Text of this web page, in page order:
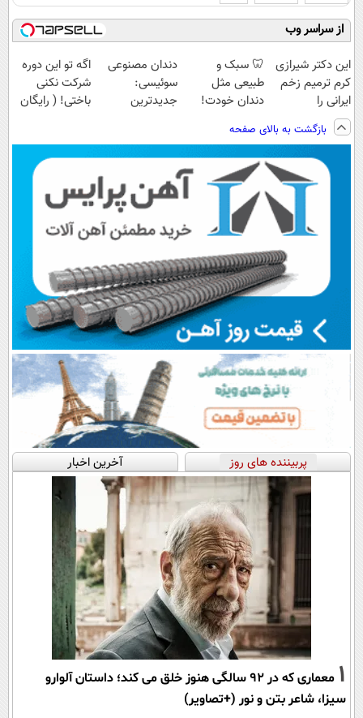
از سراسر وب
این دکتر شیرازی
کرم ترمیم زخم
ایرانی را
ساخت!!!
🦷 سبک و
طبیعی مثل
دندان خودت!
پرداخت اقساطی
💳 📍 تهران
دندان مصنوعی
سوئیسی:
جدیدترین
پرداخت قسطی
اگه تو این دوره
شرکت نکنی
باختی! ( رایگان
بازگشت به بالای صفحه
پربیننده های روز آخرین اخبار
1
معماری که در 92 سالگی هنوز خلق می کند؛ داستان آلوارو
سیزا، شاعر بتن و نور (+تصاویر)